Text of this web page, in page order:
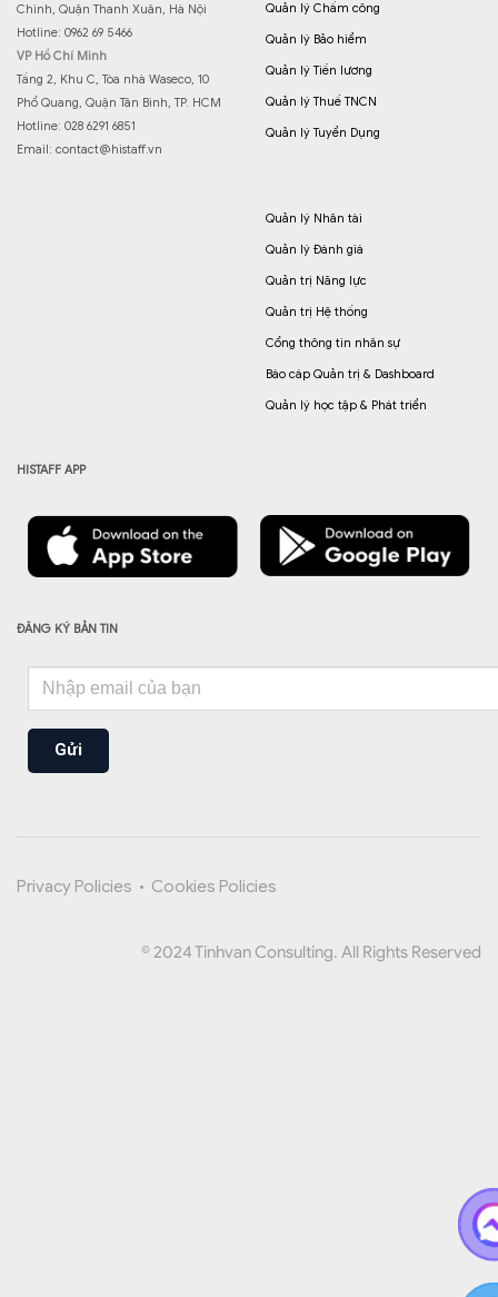
Chinh, Quận Thanh Xuân, Hà Nội
Hotline: 0962 69 5466
VP Hồ Chí Minh
Tầng 2, Khu C, Tòa nhà Waseco, 10
Phổ Quang, Quận Tân Bình, TP. HCM
Hotline: 028 6291 6851
Email: contact@histaff.vn
Quản lý Chấm công
Quản lý Bảo hiểm
Quản lý Tiền lương
Quản lý Thuế TNCN
Quản lý Tuyển Dụng
Quản lý Nhân tài
Quản lý Đánh giá
Quản trị Năng lực
Quản trị Hệ thống
Cổng thông tin nhân sự
Báo cáp Quản trị & Dashboard
Quản lý học tập & Phát triển
HISTAFF APP
ĐĂNG KÝ BẢN TIN
Gửi
Privacy Policies • Cookies Policies
© 2024 Tinhvan Consulting. All Rights Reserved